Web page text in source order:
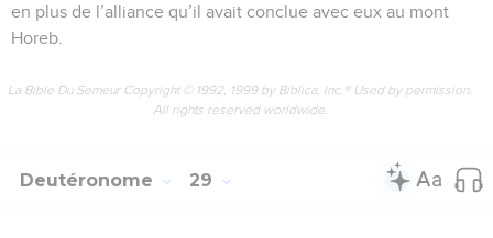
en plus de l’alliance qu’il avait conclue avec eux au mont
Horeb.
La Bible Du Semeur Copyright © 1992, 1999 by Biblica, Inc.® Used by permission.
All rights reserved worldwide.
Deutéronome 29